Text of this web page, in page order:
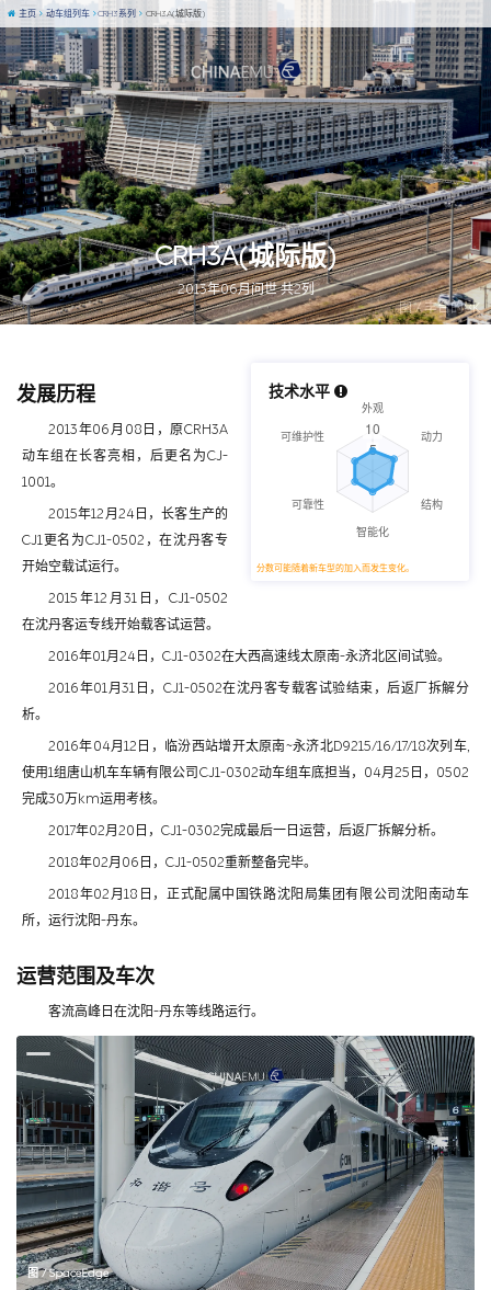
图 / 丰台的8K
CRH3A(城际版)
2013年06月问世 共2列
主页 动车组列车 CRH3系列 CRH3A(城际版)
技术水平
分数可能随着新车型的加入而发生变化。
发展历程
2013年06月08日，原CRH3A
动车组在长客亮相，后更名为CJ-
1001。
2015年12月24日，长客生产的
CJ1更名为CJ1-0502，在沈丹客专
开始空载试运行。
2015年12月31日，CJ1-0502
在沈丹客运专线开始载客试运营。
2016年01月24日，CJ1-0302在大西高速线太原南-永济北区间试验。
2016年01月31日，CJ1-0502在沈丹客专载客试验结束，后返厂拆解分
析。
2016年04月12日，临汾西站增开太原南~永济北D9215/16/17/18次列车,
使用1组唐山机车车辆有限公司CJ1-0302动车组车底担当，04月25日，0502
完成30万km运用考核。
2017年02月20日，CJ1-0302完成最后一日运营，后返厂拆解分析。
2018年02月06日，CJ1-0502重新整备完毕。
2018年02月18日，正式配属中国铁路沈阳局集团有限公司沈阳南动车
所，运行沈阳-丹东。
运营范围及车次
客流高峰日在沈阳-丹东等线路运行。
图 / SpaceEdge